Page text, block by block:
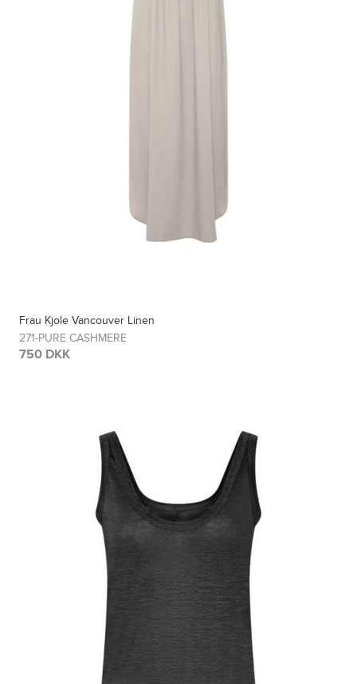
Frau Kjole Vancouver Linen
271-PURE CASHMERE
750 DKK